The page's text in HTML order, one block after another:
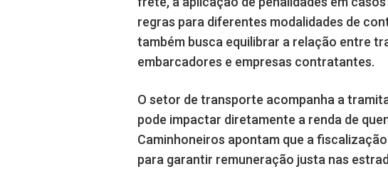
regras para diferentes modalidades de
também busca equilibrar a relação entre
embarcadores e empresas contratantes.
O setor de transporte acompanha a
pode impactar diretamente a renda de
Caminhoneiros apontam que a
para garantir remuneração justa nas